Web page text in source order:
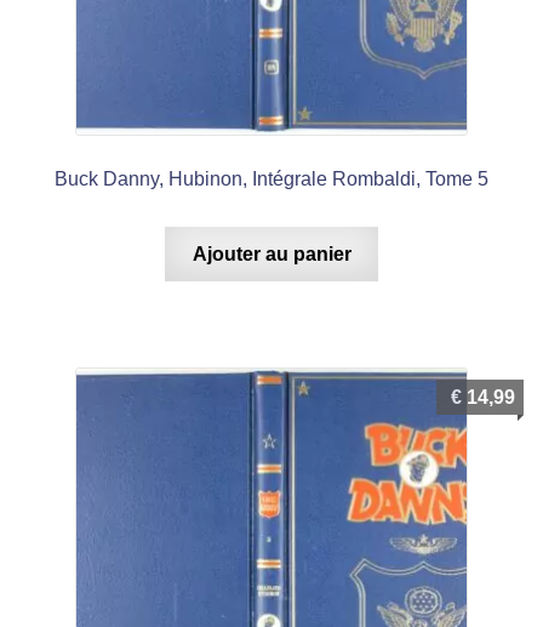
Buck Danny, Hubinon, Intégrale Rombaldi, Tome 5
Ajouter au panier
€ 14,99